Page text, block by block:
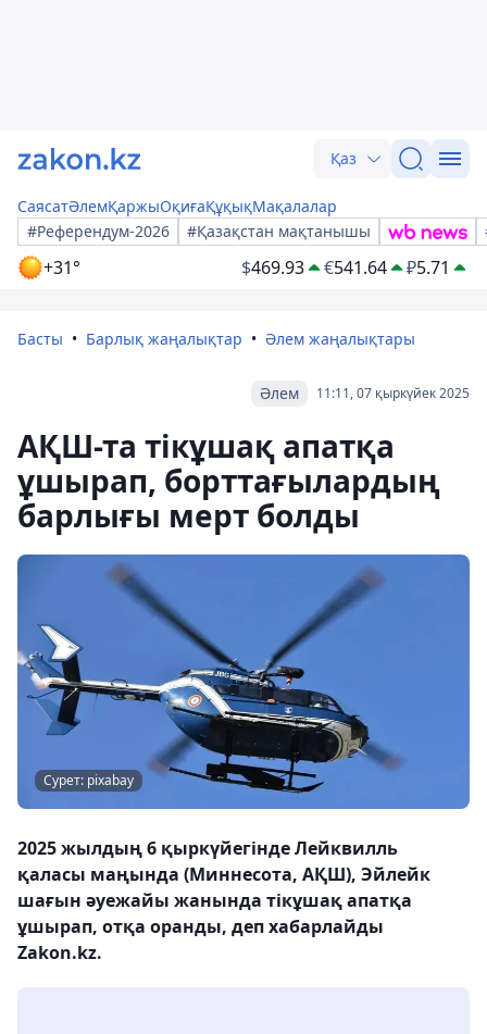
Қаз
СаясатӘлемҚаржыОқиғаҚұқықМақалалар
#Референдум-2026
#Қазақстан мақтанышы
+31° $469.93 €541.64 ₽5.71
Басты Барлық жаңалықтар Әлем жаңалықтары
11:11, 07 қыркүйек 2025
Әлем
АҚШ-та тікұшақ апатқа
ұшырап, борттағылардың
барлығы мерт болды
Сурет: pixabay
2025 жылдың 6 қыркүйегінде Лейквилль
қаласы маңында (Миннесота, АҚШ), Эйлейк
шағын әуежайы жанында тікұшақ апатқа
ұшырап, отқа оранды, деп хабарлайды
Zakon.kz.